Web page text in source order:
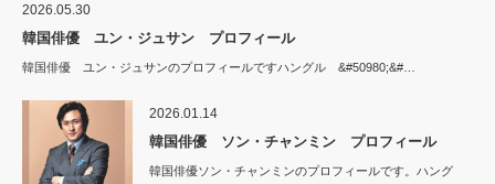
2026.05.30
韓国俳優 ユン・ジュサン プロフィール
韓国俳優 ユン・ジュサンのプロフィールですハングル &#50980;&#…
2026.01.14
韓国俳優 ソン・チャンミン プロフィール
韓国俳優ソン・チャンミンのプロフィールです。ハング